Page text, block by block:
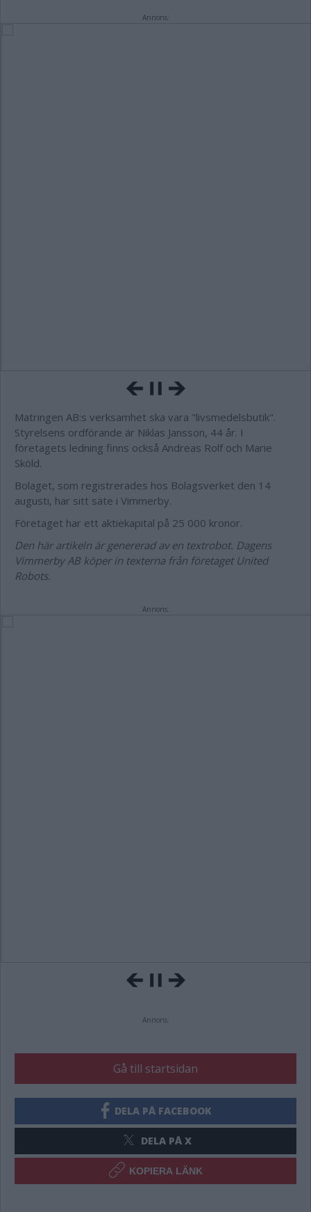
Annons:
Matringen AB:s verksamhet ska vara "livsmedelsbutik".
Styrelsens ordförande är Niklas Jansson, 44 år. I
företagets ledning finns också Andreas Rolf och Marie
Sköld.
Bolaget, som registrerades hos Bolagsverket den 14
augusti, har sitt säte i Vimmerby.
Företaget har ett aktiekapital på 25 000 kronor.
Den här artikeln är genererad av en textrobot. Dagens
Vimmerby AB köper in texterna från företaget United
Robots.
Annons:
Annons:
Gå till startsidan
DELA PÅ FACEBOOK
DELA PÅ X
KOPIERA LÄNK